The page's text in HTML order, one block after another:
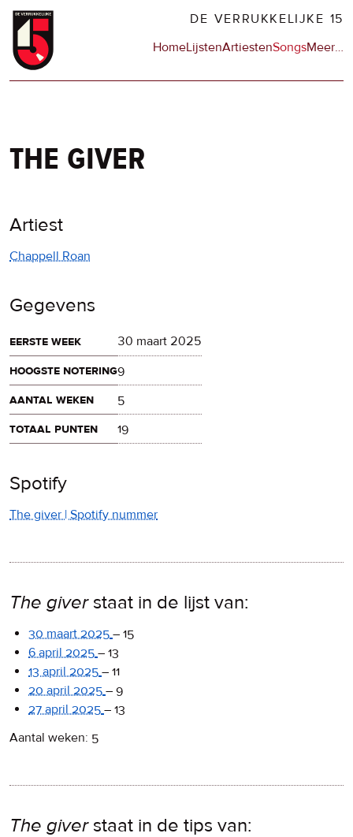
Overslaan
naar
DE VERRUKKELIJKE 15
Hoofdnavigatie
HomeLijstenArtiestenSongsMeerop
…
the giver
Artiest
Chappell Roan
Gegevens
eerste week
30 maart 2025
hoogste notering9
aantal weken
5
totaal punten
19
Spotify
The giver | Spotify nummer
The giverstaat in de lijst van:
30 maart 2025 – 15
6 april 2025 – 13
13 april 2025 – 11
20 april 2025 – 9
27 april 2025 – 13
Aantal weken: 5
The giverstaat in de tips van: